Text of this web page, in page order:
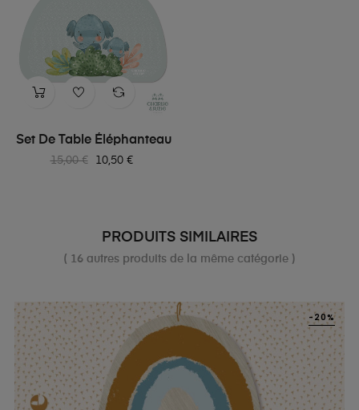
Set De Table Éléphanteau
Prix
15,00 € Prix
10,50 €
PRODUITS SIMILAIRES
( 16 autres produits de la même catégorie )
-20%